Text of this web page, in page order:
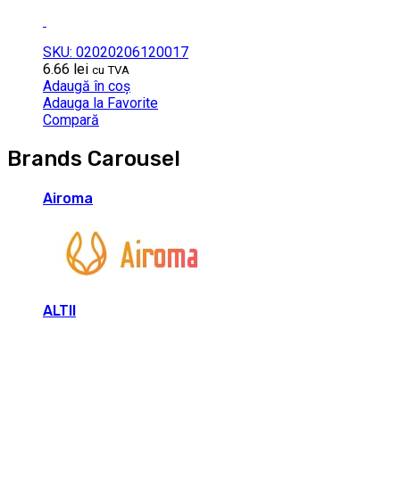
SKU: 02020206120017
6.66 lei cu TVA
Adaugă în coș
Adauga la Favorite
Compară
Brands Carousel
Airoma
ALTII